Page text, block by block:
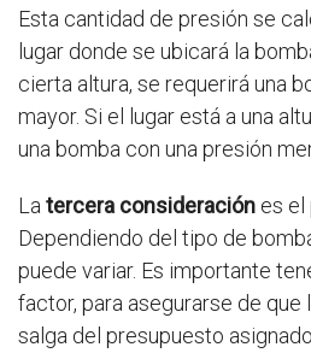
Esta cantidad de presión se
lugar donde se ubicará la
cierta altura, se requerirá una
mayor. Si el lugar está a una
una bomba con una presión
La tercera consideración es el
Dependiendo del tipo de
puede variar. Es importante
factor, para asegurarse de que
salga del presupuesto asignado.